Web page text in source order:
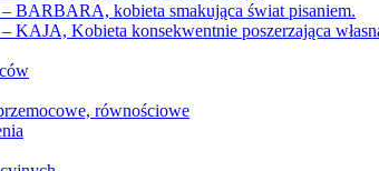
kobieta smakująca świat pisaniem.
Kobieta konsekwentnie poszerzająca
równościowe